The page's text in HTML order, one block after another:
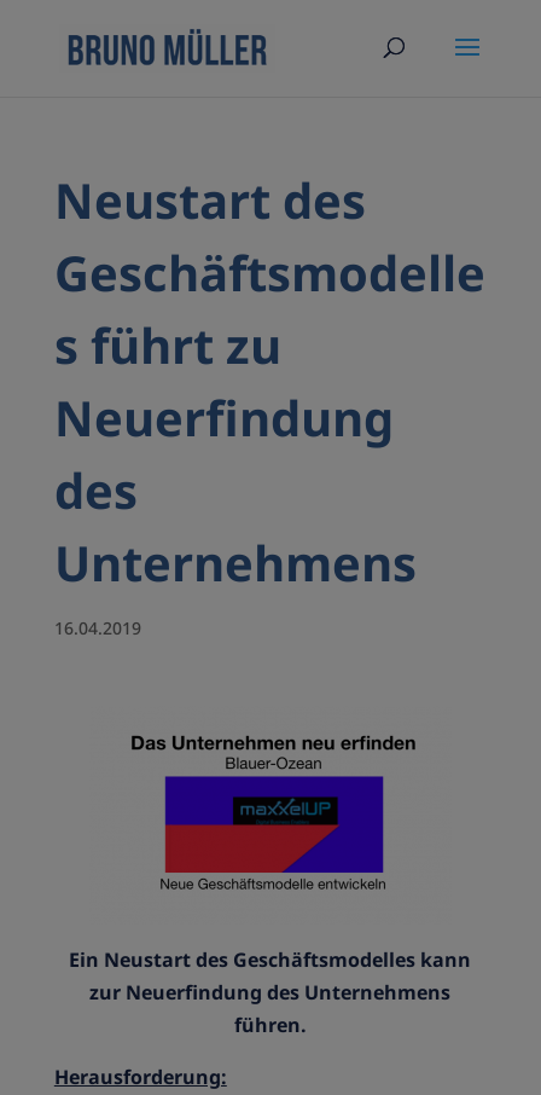
Neustart des
Geschäftsmodelle
s führt zu
Neuerfindung
des
Unternehmens
16.04.2019
Ein Neustart des Geschäftsmodelles kann
zur Neuerfindung des Unternehmens
führen.
Herausforderung: